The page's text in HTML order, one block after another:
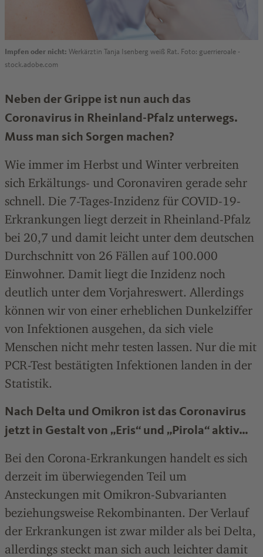
Impfen oder nicht: Werkärztin Tanja Isenberg weiß Rat. Foto: guerrieroale -
stock.adobe.com
Neben der Grippe ist nun auch das
Coronavirus in Rheinland-Pfalz unterwegs.
Muss man sich Sorgen machen?
Wie immer im Herbst und Winter verbreiten
sich Erkältungs- und Coronaviren gerade sehr
schnell. Die 7-Tages-Inzidenz für COVID-19-
Erkrankungen liegt derzeit in Rheinland-Pfalz
bei 20,7 und damit leicht unter dem deutschen
Durchschnitt von 26 Fällen auf 100.000
Einwohner. Damit liegt die Inzidenz noch
deutlich unter dem Vorjahreswert. Allerdings
können wir von einer erheblichen Dunkelziffer
von Infektionen ausgehen, da sich viele
Menschen nicht mehr testen lassen. Nur die mit
PCR-Test bestätigten Infektionen landen in der
Statistik.
Nach Delta und Omikron ist das Coronavirus
jetzt in Gestalt von „Eris“ und „Pirola“ aktiv…
Bei den Corona-Erkrankungen handelt es sich
derzeit im überwiegenden Teil um
Ansteckungen mit Omikron-Subvarianten
beziehungsweise Rekombinanten. Der Verlauf
der Erkrankungen ist zwar milder als bei Delta,
allerdings steckt man sich auch leichter damit